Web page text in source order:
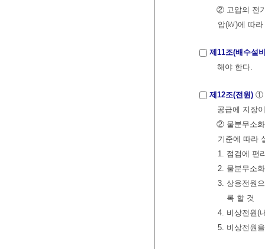
② 고압의 전
압(㎸)에 따
제11조(배수설
해야 한다.
제12조(전원) ①
공급에 지장
② 물분무소화
기준에 따라
1. 점검에 편
2. 물분무소
3. 상용전원
록 할 것
4. 비상전원(
5. 비상전원